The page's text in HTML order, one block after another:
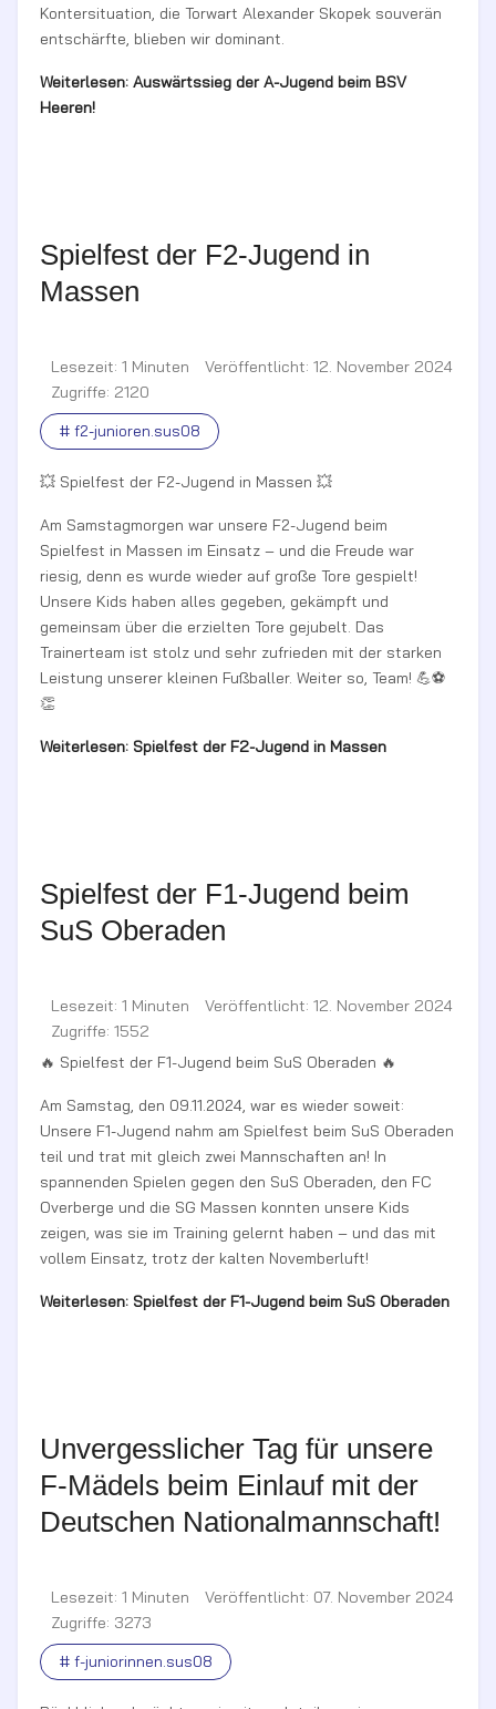
Kontersituation, die Torwart Alexander Skopek souverän
entschärfte, blieben wir dominant.
Weiterlesen: Auswärtssieg der A-Jugend beim BSV
Heeren!
Spielfest der F2-Jugend in
Massen
Lesezeit: 1 Minuten
Veröffentlicht: 12. November 2024
Zugriffe: 2120
# f2-junioren.sus08
💥 Spielfest der F2-Jugend in Massen 💥
Am Samstagmorgen war unsere F2-Jugend beim
Spielfest in Massen im Einsatz – und die Freude war
riesig, denn es wurde wieder auf große Tore gespielt!
Unsere Kids haben alles gegeben, gekämpft und
gemeinsam über die erzielten Tore gejubelt. Das
Trainerteam ist stolz und sehr zufrieden mit der starken
Leistung unserer kleinen Fußballer. Weiter so, Team! 💪⚽
👏
Weiterlesen: Spielfest der F2-Jugend in Massen
Spielfest der F1-Jugend beim
SuS Oberaden
Lesezeit: 1 Minuten
Veröffentlicht: 12. November 2024
Zugriffe: 1552
🔥 Spielfest der F1-Jugend beim SuS Oberaden 🔥
Am Samstag, den 09.11.2024, war es wieder soweit:
Unsere F1-Jugend nahm am Spielfest beim SuS Oberaden
teil und trat mit gleich zwei Mannschaften an! In
spannenden Spielen gegen den SuS Oberaden, den FC
Overberge und die SG Massen konnten unsere Kids
zeigen, was sie im Training gelernt haben – und das mit
vollem Einsatz, trotz der kalten Novemberluft!
Weiterlesen: Spielfest der F1-Jugend beim SuS Oberaden
Unvergesslicher Tag für unsere
F-Mädels beim Einlauf mit der
Deutschen Nationalmannschaft!
Lesezeit: 1 Minuten
Veröffentlicht: 07. November 2024
Zugriffe: 3273
# f-juniorinnen.sus08